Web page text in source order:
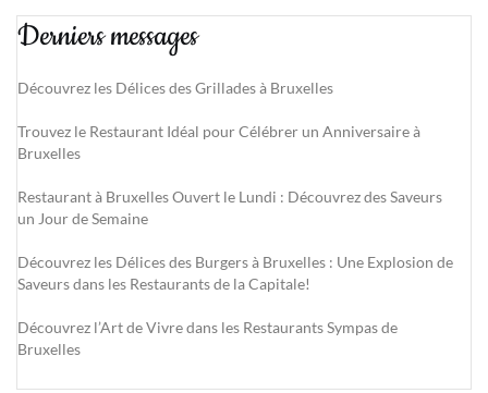
Derniers messages
Découvrez les Délices des Grillades à Bruxelles
Trouvez le Restaurant Idéal pour Célébrer un Anniversaire à
Bruxelles
Restaurant à Bruxelles Ouvert le Lundi : Découvrez des Saveurs
un Jour de Semaine
Découvrez les Délices des Burgers à Bruxelles : Une Explosion de
Saveurs dans les Restaurants de la Capitale!
Découvrez l’Art de Vivre dans les Restaurants Sympas de
Bruxelles